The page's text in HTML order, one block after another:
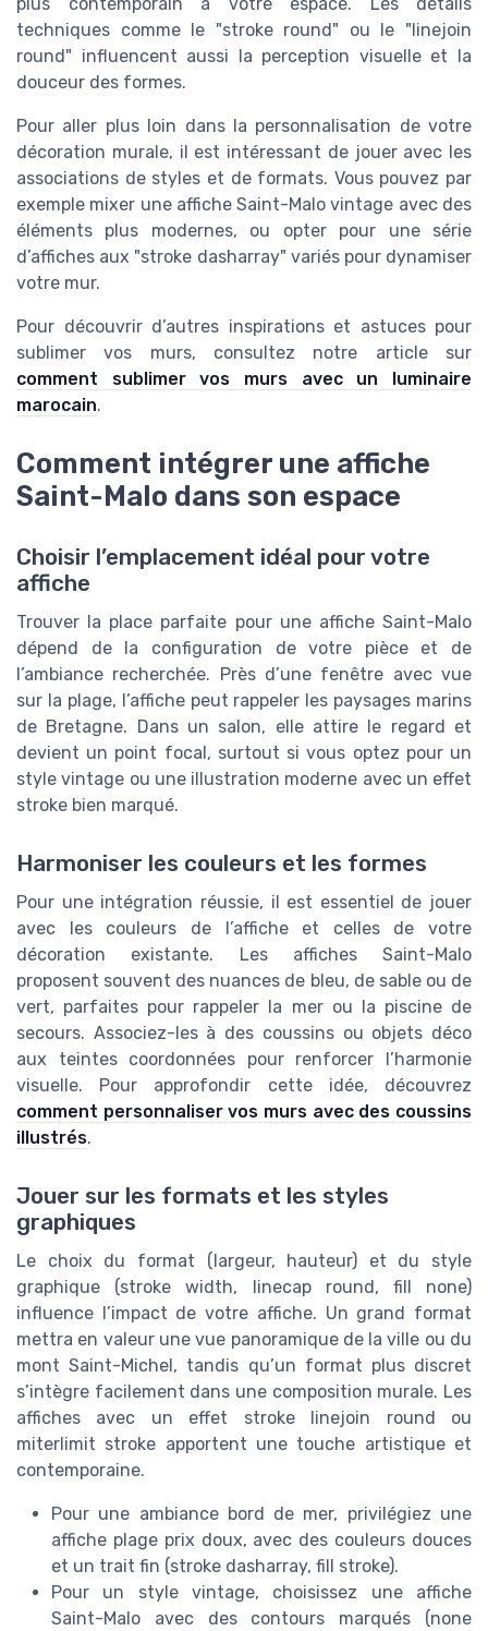
techniques comme le "stroke round" ou le "linejoin
round" influencent aussi la perception visuelle et la
douceur des formes.
Pour aller plus loin dans la personnalisation de votre
décoration murale, il est intéressant de jouer avec les
associations de styles et de formats. Vous pouvez par
exemple mixer une affiche Saint-Malo vintage avec des
éléments plus modernes, ou opter pour une série
d’affiches aux "stroke dasharray" variés pour dynamiser
votre mur.
Pour découvrir d’autres inspirations et astuces pour
sublimer vos murs, consultez notre article sur
comment sublimer vos murs avec un luminaire
marocain.
Comment intégrer une affiche
Saint-Malo dans son espace
Choisir l’emplacement idéal pour votre
affiche
Trouver la place parfaite pour une affiche Saint-Malo
dépend de la configuration de votre pièce et de
l’ambiance recherchée. Près d’une fenêtre avec vue
sur la plage, l’affiche peut rappeler les paysages marins
de Bretagne. Dans un salon, elle attire le regard et
devient un point focal, surtout si vous optez pour un
style vintage ou une illustration moderne avec un effet
stroke bien marqué.
Harmoniser les couleurs et les formes
Pour une intégration réussie, il est essentiel de jouer
avec les couleurs de l’affiche et celles de votre
décoration existante. Les affiches Saint-Malo
proposent souvent des nuances de bleu, de sable ou de
vert, parfaites pour rappeler la mer ou la piscine de
secours. Associez-les à des coussins ou objets déco
aux teintes coordonnées pour renforcer l’harmonie
visuelle. Pour approfondir cette idée, découvrez
comment personnaliser vos murs avec des coussins
illustrés.
Jouer sur les formats et les styles
graphiques
Le choix du format (largeur, hauteur) et du style
graphique (stroke width, linecap round, fill none)
influence l’impact de votre affiche. Un grand format
mettra en valeur une vue panoramique de la ville ou du
mont Saint-Michel, tandis qu’un format plus discret
s’intègre facilement dans une composition murale. Les
affiches avec un effet stroke linejoin round ou
miterlimit stroke apportent une touche artistique et
contemporaine.
Pour une ambiance bord de mer, privilégiez une
affiche plage prix doux, avec des couleurs douces
et un trait fin (stroke dasharray, fill stroke).
Pour un style vintage, choisissez une affiche
Saint-Malo avec des contours marqués (none